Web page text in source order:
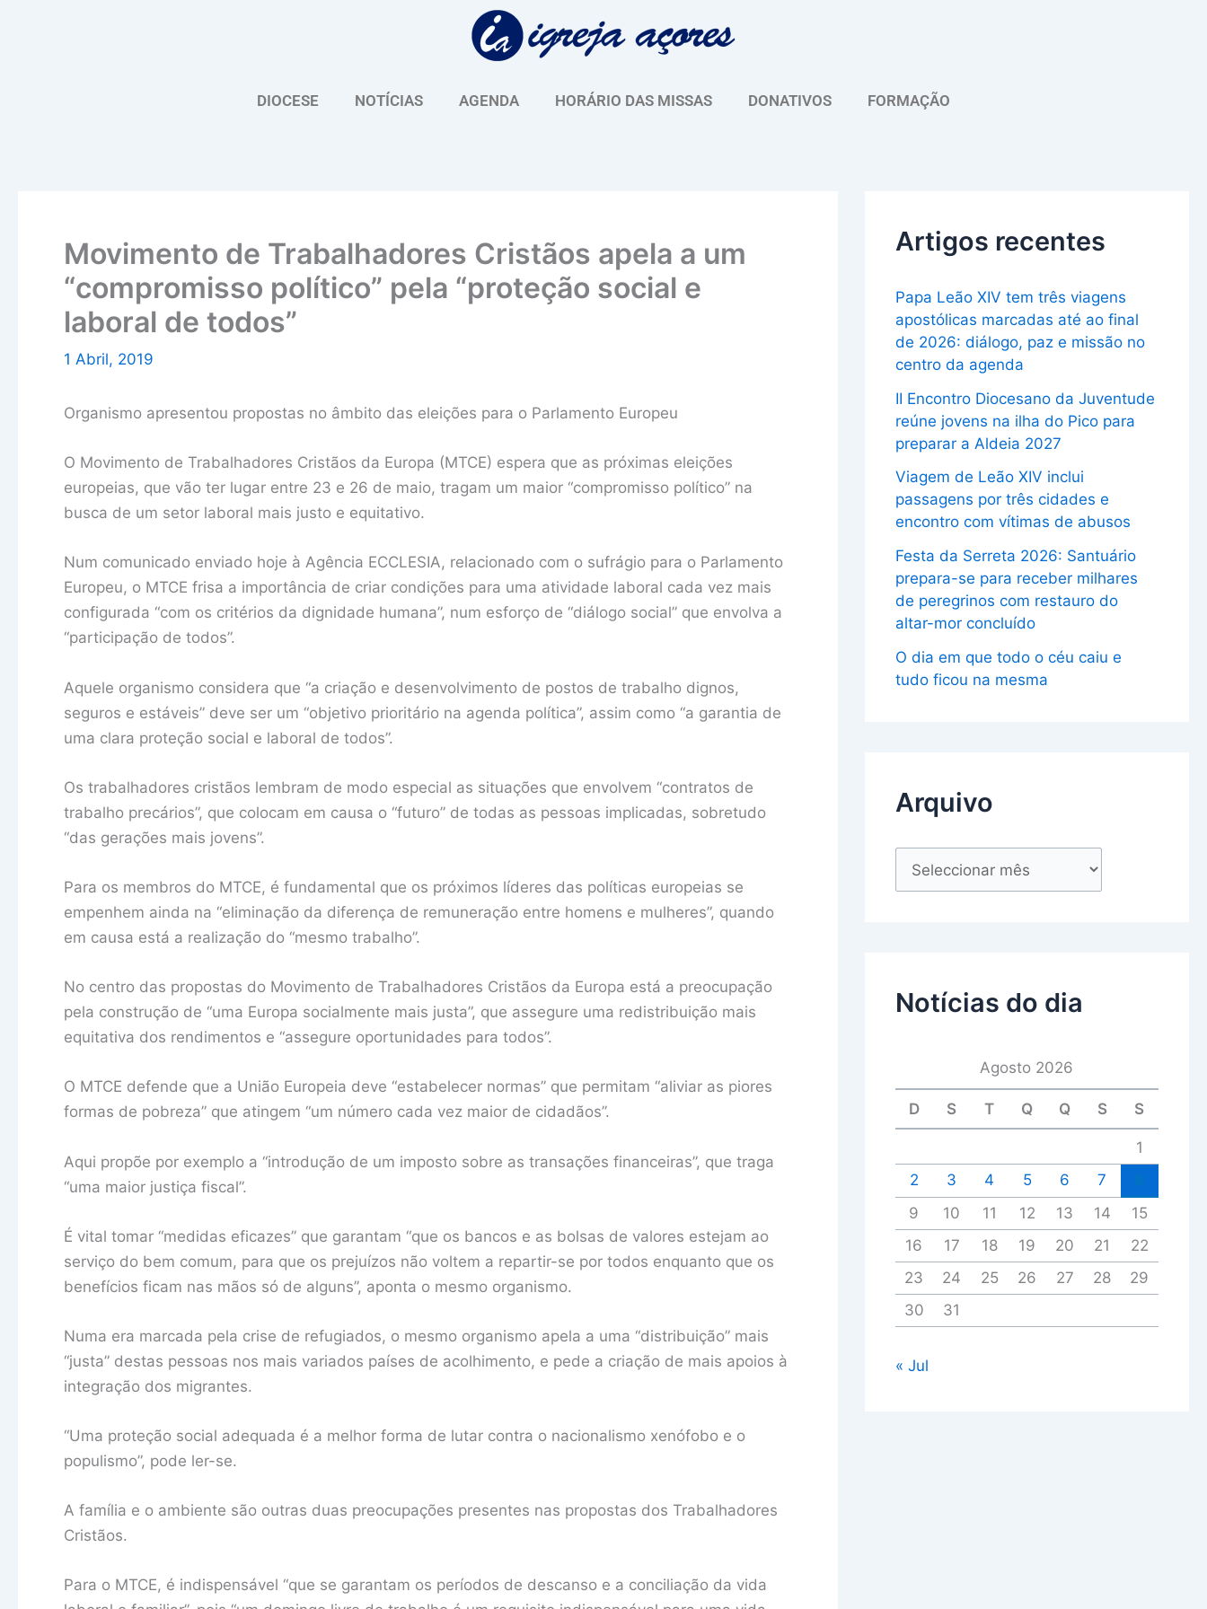
DIOCESE NOTÍCIAS AGENDA HORÁRIO DAS MISSAS DONATIVOS FORMAÇÃO
Movimento de Trabalhadores Cristãos apela a um
“compromisso político” pela “proteção social e
laboral de todos”
1 Abril, 2019
Organismo apresentou propostas no âmbito das eleições para o Parlamento Europeu
O Movimento de Trabalhadores Cristãos da Europa (MTCE) espera que as próximas eleições
europeias, que vão ter lugar entre 23 e 26 de maio, tragam um maior “compromisso político” na
busca de um setor laboral mais justo e equitativo.
Num comunicado enviado hoje à Agência ECCLESIA, relacionado com o sufrágio para o Parlamento
Europeu, o MTCE frisa a importância de criar condições para uma atividade laboral cada vez mais
configurada “com os critérios da dignidade humana”, num esforço de “diálogo social” que envolva a
“participação de todos”.
Aquele organismo considera que “a criação e desenvolvimento de postos de trabalho dignos,
seguros e estáveis” deve ser um “objetivo prioritário na agenda política”, assim como “a garantia de
uma clara proteção social e laboral de todos”.
Os trabalhadores cristãos lembram de modo especial as situações que envolvem “contratos de
trabalho precários”, que colocam em causa o “futuro” de todas as pessoas implicadas, sobretudo
“das gerações mais jovens”.
Para os membros do MTCE, é fundamental que os próximos líderes das políticas europeias se
empenhem ainda na “eliminação da diferença de remuneração entre homens e mulheres”, quando
em causa está a realização do “mesmo trabalho”.
No centro das propostas do Movimento de Trabalhadores Cristãos da Europa está a preocupação
pela construção de “uma Europa socialmente mais justa”, que assegure uma redistribuição mais
equitativa dos rendimentos e “assegure oportunidades para todos”.
O MTCE defende que a União Europeia deve “estabelecer normas” que permitam “aliviar as piores
formas de pobreza” que atingem “um número cada vez maior de cidadãos”.
Aqui propõe por exemplo a “introdução de um imposto sobre as transações financeiras”, que traga
“uma maior justiça fiscal”.
É vital tomar “medidas eficazes” que garantam “que os bancos e as bolsas de valores estejam ao
serviço do bem comum, para que os prejuízos não voltem a repartir-se por todos enquanto que os
benefícios ficam nas mãos só de alguns”, aponta o mesmo organismo.
Numa era marcada pela crise de refugiados, o mesmo organismo apela a uma “distribuição” mais
“justa” destas pessoas nos mais variados países de acolhimento, e pede a criação de mais apoios à
integração dos migrantes.
“Uma proteção social adequada é a melhor forma de lutar contra o nacionalismo xenófobo e o
populismo”, pode ler-se.
A família e o ambiente são outras duas preocupações presentes nas propostas dos Trabalhadores
Cristãos.
Para o MTCE, é indispensável “que se garantam os períodos de descanso e a conciliação da vida
Artigos recentes
Papa Leão XIV tem três viagens
apostólicas marcadas até ao final
de 2026: diálogo, paz e missão no
centro da agenda
II Encontro Diocesano da Juventude
reúne jovens na ilha do Pico para
preparar a Aldeia 2027
Viagem de Leão XIV inclui
passagens por três cidades e
encontro com vítimas de abusos
Festa da Serreta 2026: Santuário
prepara-se para receber milhares
de peregrinos com restauro do
altar-mor concluído
O dia em que todo o céu caiu e
tudo ficou na mesma
Arquivo
u
Notícias do dia
Agosto 2026
D S T Q Q S S
1
2
3 4 5 6 7
9
10 11 12 13 14
15
16
17 18 19 20 21
22
23
24 25 26 27 28
29
30
31
« Jul